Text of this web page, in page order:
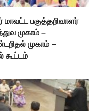
மாவட்ட பகுத்தறிவாளர்
முகாம் –
முகாம் –
கூட்டம்